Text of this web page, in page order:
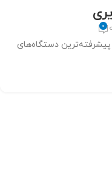
0
دستگاه‌های